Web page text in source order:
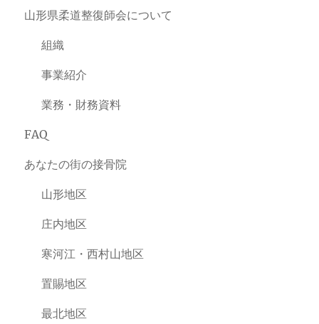
山形県柔道整復師会について
組織
事業紹介
業務・財務資料
FAQ
あなたの街の接骨院
山形地区
庄内地区
寒河江・西村山地区
置賜地区
最北地区